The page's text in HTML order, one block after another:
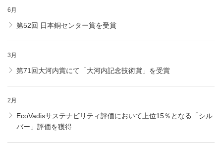
6月
第52回 日本銅センター賞を受賞
3月
第71回大河内賞にて「大河内記念技術賞」を受賞
2月
EcoVadisサステナビリティ評価において上位15％となる「シル
バー」評価を獲得